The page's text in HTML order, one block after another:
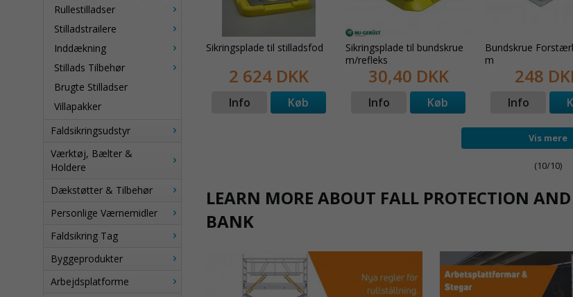
Rullestilladser
Stilladstrailere
Inddækning
Stillads Tilbehør
Brugte Stilladser
Villapakker
Faldsikringsudstyr
Værktøj, Bælter &
Holdere
Dækstøtter & Tilbehør
Personlige Værnemidler
Faldsikring Tag
Byggeprodukter
Arbejdsplatforme
Sikringsplade til stilladsfod
2 624 DKK
Info Køb
Sikringsplade til bundskrue
m/refleks
30,40 DKK
Info Køb
Bundskrue
m
248
Info
Vis mere
(10/10)
LEARN MORE ABOUT FALL PROTECTION
BANK